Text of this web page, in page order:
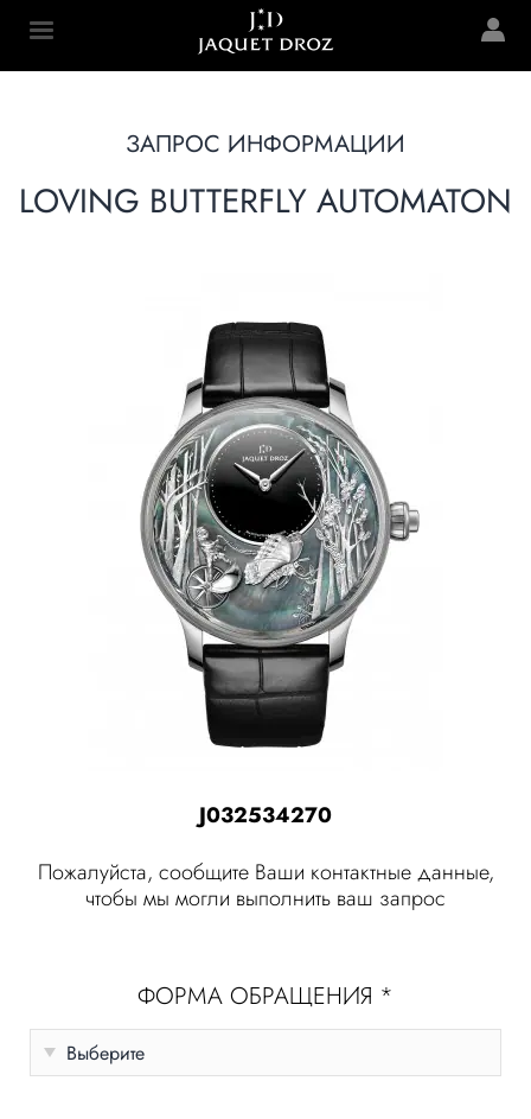
content
Jaquet Droz
ЗАПРОС ИНФОРМАЦИИ
LOVING BUTTERFLY AUTOMATON
J032534270
Пожалуйста, сообщите Ваши контактные данные,
чтобы мы могли выполнить ваш запрос
ФОРМА ОБРАЩЕНИЯ *